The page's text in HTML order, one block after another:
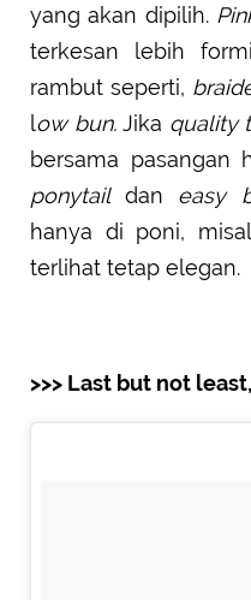
yang akan dipilih.
terkesan lebih
rambut seperti,
low bun.Jika quality
bersama pasangan
ponytaildan easy
hanya di poni,
terlihat tetap elegan.
>>> Last but not